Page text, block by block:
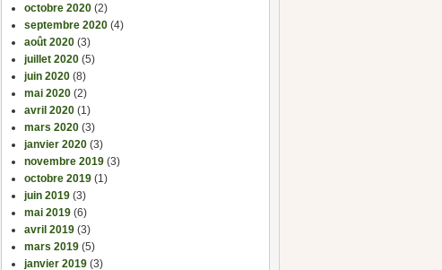
octobre 2020 (2)
septembre 2020 (4)
août 2020 (3)
juillet 2020 (5)
juin 2020 (8)
mai 2020 (2)
avril 2020 (1)
mars 2020 (3)
janvier 2020 (3)
novembre 2019 (3)
octobre 2019 (1)
juin 2019 (3)
mai 2019 (6)
avril 2019 (3)
mars 2019 (5)
janvier 2019 (3)